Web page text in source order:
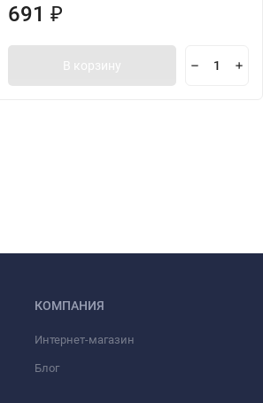
691 ₽
В корзину
КОМПАНИЯ
Интернет-магазин
Блог